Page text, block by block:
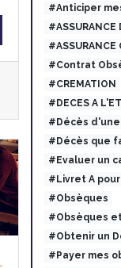
#Anticiper
#ASSURANCE
#ASSURANCE
#Contrat
#CREMATION
#DECES A
#Décès
#Décès que
#Evaluer un
#Livret A
#Obsèques
#Obsèques
#Obtenir un
#Payer mes